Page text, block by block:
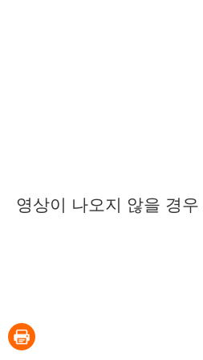
영상이 나오지 않을 경우